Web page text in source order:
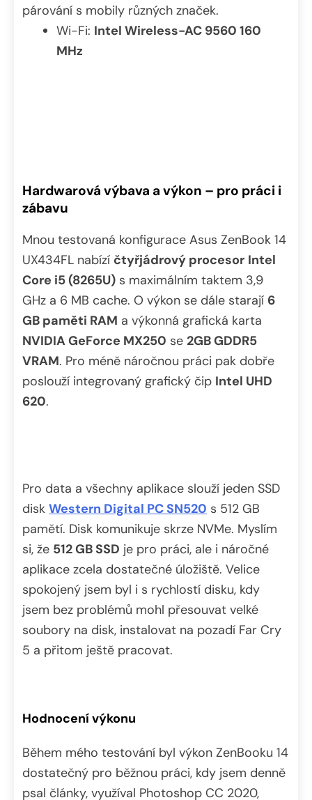
párování s mobily různých značek.
Wi-Fi: Intel Wireless-AC 9560 160
MHz
Hardwarová výbava a výkon – pro práci i
zábavu
Mnou testovaná konfigurace Asus ZenBook 14
UX434FL nabízí čtyřjádrový procesor Intel
Core i5 (8265U) s maximálním taktem 3,9
GHz a 6 MB cache. O výkon se dále starají 6
GB paměti RAM a výkonná grafická karta
NVIDIA GeForce MX250 se 2GB GDDR5
VRAM. Pro méně náročnou práci pak dobře
poslouží integrovaný grafický čip Intel UHD
620.
Pro data a všechny aplikace slouží jeden SSD
disk Western Digital PC SN520 s 512 GB
pamětí. Disk komunikuje skrze NVMe. Myslím
si, že 512 GB SSD je pro práci, ale i náročné
aplikace zcela dostatečné úložiště. Velice
spokojený jsem byl i s rychlostí disku, kdy
jsem bez problémů mohl přesouvat velké
soubory na disk, instalovat na pozadí Far Cry
5 a přitom ještě pracovat.
Hodnocení výkonu
Během mého testování byl výkon ZenBooku 14
dostatečný pro běžnou práci, kdy jsem denně
psal články, využíval Photoshop CC 2020,